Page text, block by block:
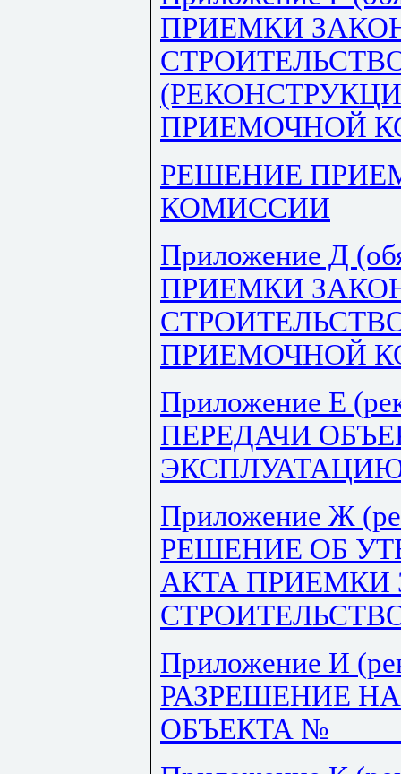
ПРИЕМКИ
ПРИЕМОЧНОЙ
РЕШЕНИЕ
КОМИССИИ
Приложение Д
ПРИЕМКИ
ПРИЕМОЧНОЙ
Приложение Е
ПЕРЕДАЧИ
Приложение Ж
РЕШЕНИЕ ОБ
АКТА ПРИЕМКИ
Приложение И
РАЗРЕШЕНИЕ
ОБЪЕКТА №